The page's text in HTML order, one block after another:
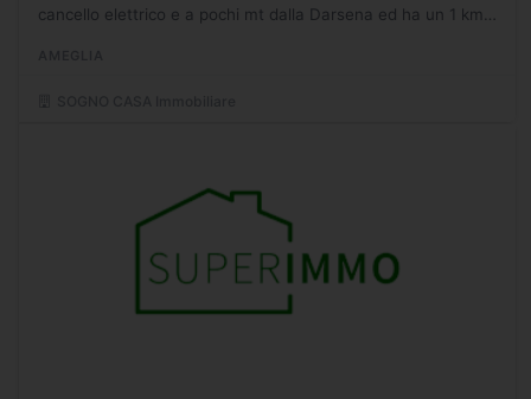
cancello elettrico e a pochi mt dalla Darsena ed ha un 1 km